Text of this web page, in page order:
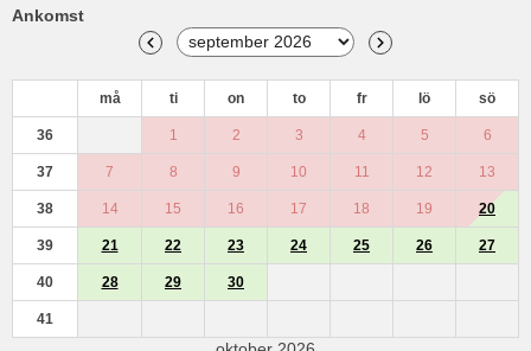
Ankomst
må ti on to fr lö sö
36 1 2 3 4 5 6
37 7 8 9 10 11 12 13
38 14 15 16 17 18 19 20
39 21 22 23 24 25 26 27
40 28 29 30
41